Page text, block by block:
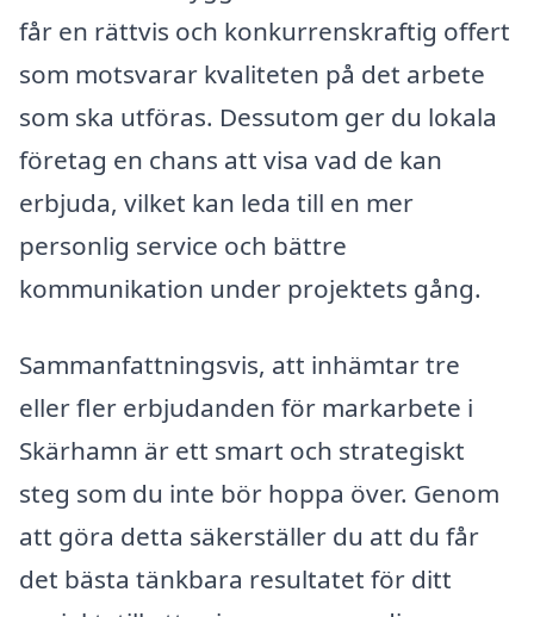
får en rättvis och konkurrenskraftig offert
som motsvarar kvaliteten på det arbete
som ska utföras. Dessutom ger du lokala
företag en chans att visa vad de kan
erbjuda, vilket kan leda till en mer
personlig service och bättre
kommunikation under projektets gång.
Sammanfattningsvis, att inhämtar tre
eller fler erbjudanden för markarbete i
Skärhamn är ett smart och strategiskt
steg som du inte bör hoppa över. Genom
att göra detta säkerställer du att du får
det bästa tänkbara resultatet för ditt